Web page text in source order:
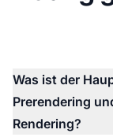
Was ist der
Prerendering
Rendering?